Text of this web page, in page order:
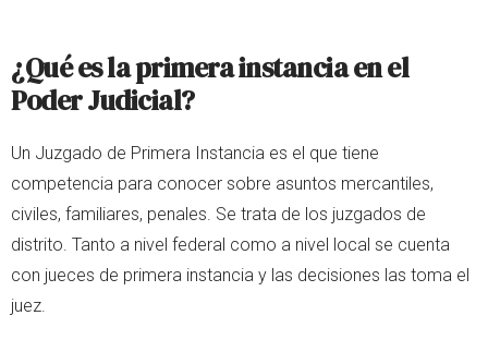
¿Qué es la primera instancia en el
Poder Judicial?
Un Juzgado de Primera Instancia es el que tiene
competencia para conocer sobre asuntos mercantiles,
civiles, familiares, penales. Se trata de los juzgados de
distrito. Tanto a nivel federal como a nivel local se cuenta
con jueces de primera instancia y las decisiones las toma el
juez.